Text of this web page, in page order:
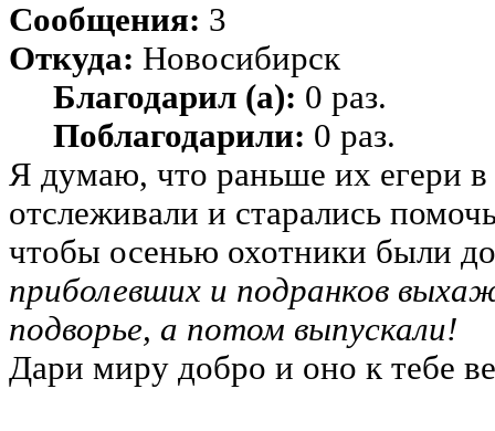
Сообщения: 3
Откуда: Новосибирск
Благодарил (а): 0 раз.
Поблагодарили: 0 раз.
Я думаю, что раньше их егери в
отслеживали и старались
чтобы осенью охотники были
приболевших и подранков
подворье, а потом выпускали!
Дари миру добро и оно к тебе